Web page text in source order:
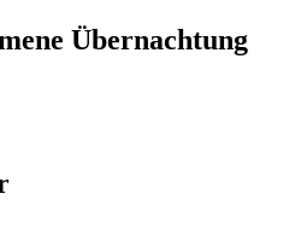
Übernachtung